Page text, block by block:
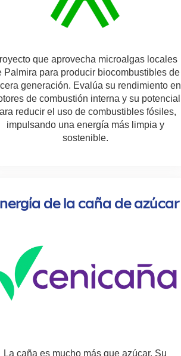
que aprovecha microalgas locales
Palmira para producir biocombustibles de
generación. Evalúa su rendimiento en
de combustión interna y su potencial
reducir el uso de combustibles fósiles,
impulsando una energía más limpia y
sostenible.
de la caña de azúcar
La caña es mucho más que azúcar. Su